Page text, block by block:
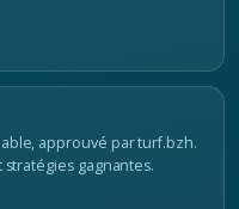
approuvé par turf.bzh.
gagnantes.